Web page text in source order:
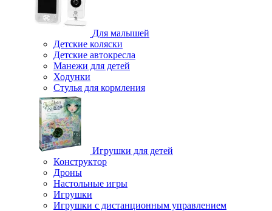
Для малышей
Детские коляски
Детские автокресла
Манежи для детей
Ходунки
Стулья для кормления
Игрушки для детей
Конструктор
Дроны
Настольные игры
Игрушки
Игрушки c дистанционным управлением